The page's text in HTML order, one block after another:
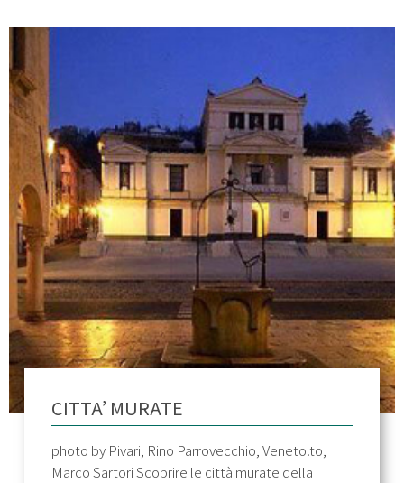
CITTA’ MURATE
photo by Pivari, Rino Parrovecchio, Veneto.to,
Marco Sartori Scoprire le città murate della